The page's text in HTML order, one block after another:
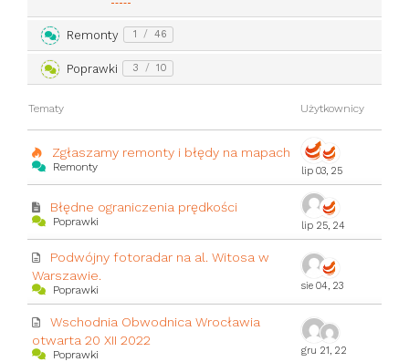
Remonty 1 / 46
Poprawki 3 / 10
Tematy Użytkownicy
Zgłaszamy remonty i błędy na mapach
Remonty lip 03, 25
Błędne ograniczenia prędkości
Poprawki lip 25, 24
Podwójny fotoradar na al. Witosa w
Warszawie.
Poprawki sie 04, 23
Wschodnia Obwodnica Wrocławia
otwarta 20 XII 2022
Poprawki gru 21, 22